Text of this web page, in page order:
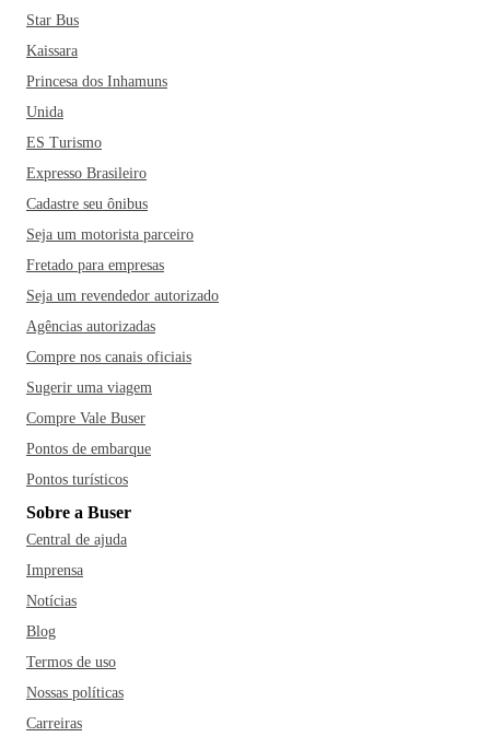
Star Bus
Kaissara
Princesa dos Inhamuns
Unida
ES Turismo
Expresso Brasileiro
Cadastre seu ônibus
Seja um motorista parceiro
Fretado para empresas
Seja um revendedor autorizado
Agências autorizadas
Compre nos canais oficiais
Sugerir uma viagem
Compre Vale Buser
Pontos de embarque
Pontos turísticos
Sobre a Buser
Central de ajuda
Imprensa
Notícias
Blog
Termos de uso
Nossas políticas
Carreiras